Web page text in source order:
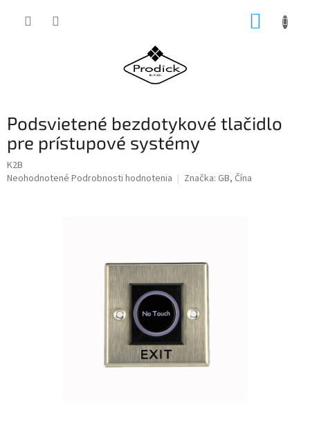
Podsvietené bezdotykové tlačidlo
pre prístupové systémy
K2B
Priemerné
Neohodnotené Podrobnosti hodnotenia Značka: GB, Čína